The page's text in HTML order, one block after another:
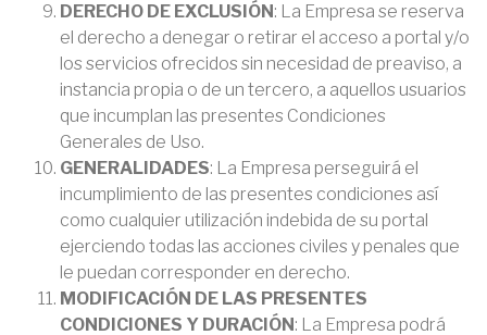
DERECHO DE EXCLUSIÓN: La Empresa se reserva
el derecho a denegar o retirar el acceso a portal y/o
los servicios ofrecidos sin necesidad de preaviso, a
instancia propia o de un tercero, a aquellos usuarios
que incumplan las presentes Condiciones
Generales de Uso.
GENERALIDADES: La Empresa perseguirá el
incumplimiento de las presentes condiciones así
como cualquier utilización indebida de su portal
ejerciendo todas las acciones civiles y penales que
le puedan corresponder en derecho.
MODIFICACIÓN DE LAS PRESENTES
CONDICIONES Y DURACIÓN: La Empresa podrá